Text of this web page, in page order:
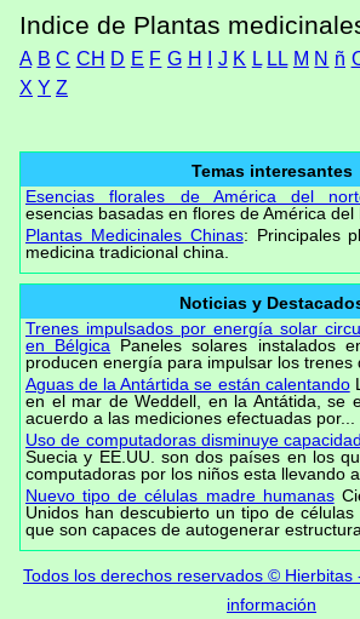
Indice de Plantas
A B C CH D E F G H J K L LL M N ñ
X Y Z
Temas interesantes
Esencias florales de América del
esencias basadas en flores de América del
Plantas Medicinales Chinas: Principales
medicina tradicional china.
Noticias y
Trenes impulsados por energía solar
en Bélgica Paneles solares instalados
producen energía para impulsar los trenes
Aguas de la Antártida se están calentando
en el mar de Weddell, en la Antátida, se
acuerdo a las mediciones efectuadas por...
Uso de computadoras disminuye
Suecia y EE.UU. son dos países en los
computadoras por los niños esta llevando
Nuevo tipo de células madre humanas
Unidos han descubierto un tipo de
que son capaces de autogenerar
Todos los derechos reservados © Hierbitas
información